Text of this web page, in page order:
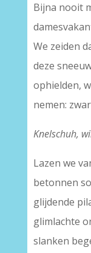
Bijna nooit
We zeiden
deze
ophielden,
nemen:
Knelschuh,
Lazen we
betonnen
glijdende
glimlachte
slanken